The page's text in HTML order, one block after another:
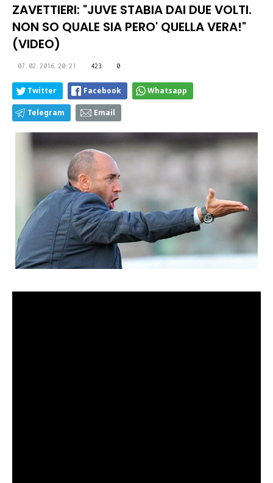
ZAVETTIERI: "JUVE STABIA DAI DUE VOLTI.
NON SO QUALE SIA PERO' QUELLA VERA!"
(VIDEO)
07.02.2016 20:21 423 0
Twitter Facebook Whatsapp
Telegram Email